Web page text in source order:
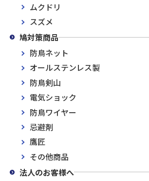
ムクドリ
スズメ
鳩対策商品
防鳥ネット
オールステンレス製
防鳥剣山
電気ショック
防鳥ワイヤー
忌避剤
鷹匠
その他商品
法人のお客様へ